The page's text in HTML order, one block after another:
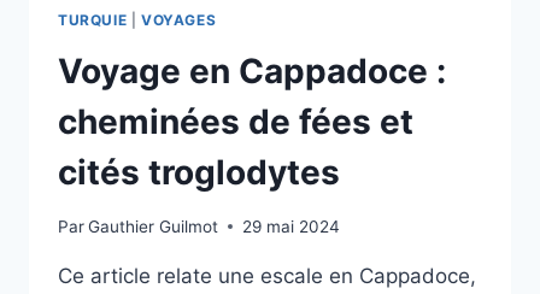
TURQUIE VOYAGES
Voyage en Cappadoce :
cheminées de fées et
cités troglodytes
ParGauthier Guilmot 29 mai 2024
Ce article relate une escale en Cappadoce,